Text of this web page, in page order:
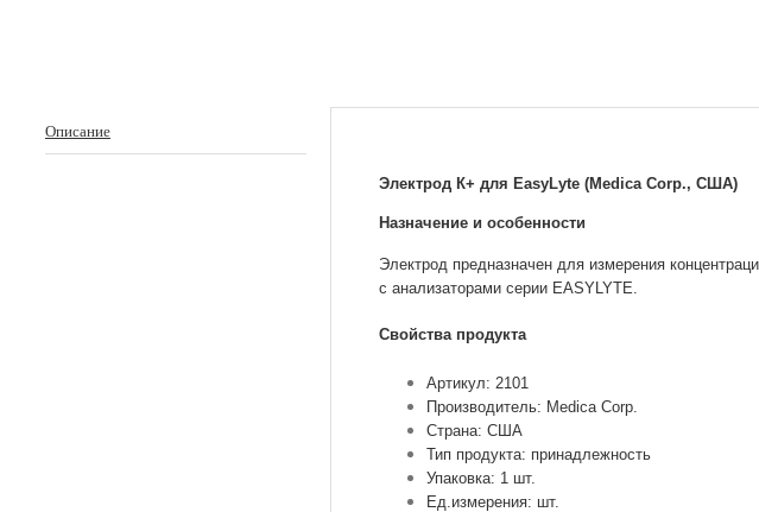
Описание
Электрод К+ для EasyLyte (Medica Corp., США)
Назначение и особенности
Электрод предназначен для измерения
с анализаторами серии EASYLYTE.
Свойства продукта
Артикул: 2101
Производитель: Medica Corp.
Страна: США
Тип продукта: принадлежность
Упаковка: 1 шт.
Ед.измерения: шт.